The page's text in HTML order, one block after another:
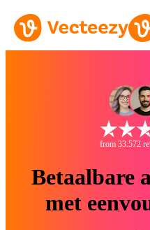
from 33.572
Betaalbare
met